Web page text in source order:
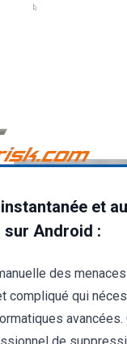
et
Android :
des
compliqué qui
avancées.
de